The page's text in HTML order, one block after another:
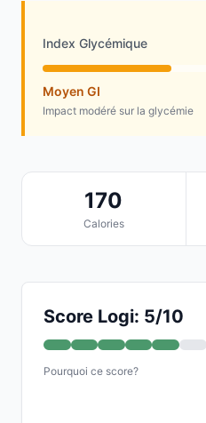
Index Glycémique
Moyen GI
Impact modéré sur la glycémie
170
Calories
Score Logi: 5/10
Pourquoi ce score?